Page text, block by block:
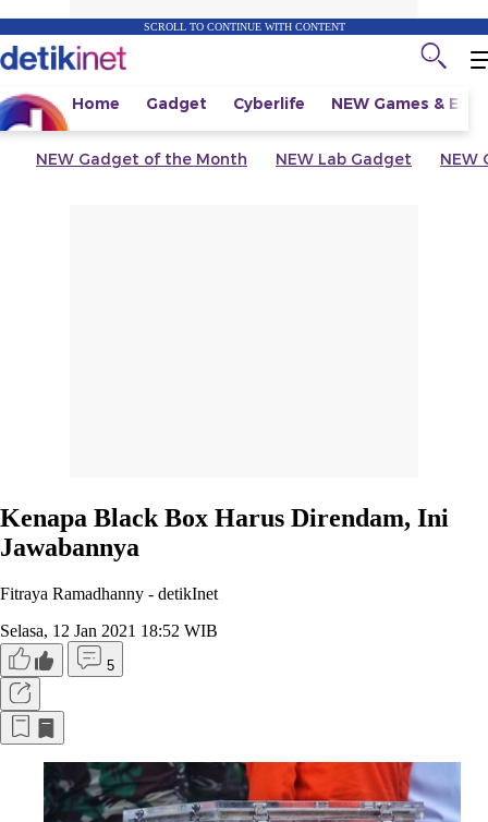
SCROLL TO CONTINUE WITH CONTENT
Home Gadget Cyberlife NEW Games &
NEW Gadget of the Month NEW Lab Gadget NEW
Kenapa Black Box Harus Direndam, Ini
Jawabannya
Fitraya Ramadhanny - detikInet
Selasa, 12 Jan 2021 18:52 WIB
5